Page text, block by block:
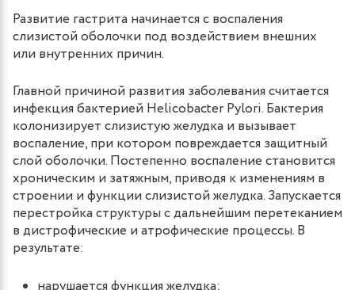
Развитие гастрита начинается с воспаления
слизистой оболочки под воздействием внешних
или внутренних причин.
Главной причиной развития заболевания считается
инфекция бактерией Helicobacter Pylori. Бактерия
колонизирует слизистую желудка и вызывает
воспаление, при котором повреждается защитный
слой оболочки. Постепенно воспаление становится
хроническим и затяжным, приводя к изменениям в
строении и функции слизистой желудка. Запускается
перестройка структуры с дальнейшим перетеканием
в дистрофические и атрофические процессы. В
результате: